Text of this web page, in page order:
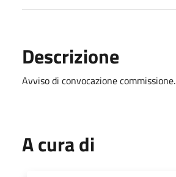
Descrizione
Avviso di convocazione commissione.
A cura di